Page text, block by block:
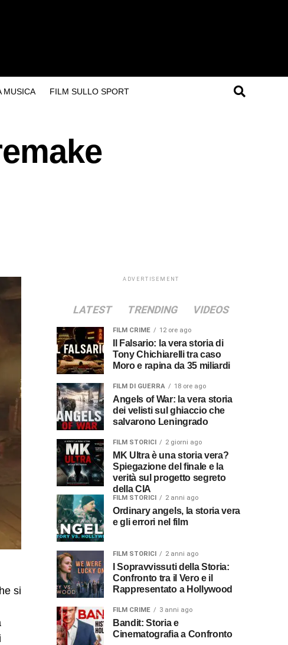
MUSICA FILM SULLO SPORT
si
ADVERTISEMENT
LATEST TRENDING VIDEOS
FILM CRIME 12 ore ago
Tony Chichiarelli tra caso
Moro e rapina da 35 miliardi
FILM DI GUERRA 18 ore ago
Angels of War: la vera storia
dei velisti sul ghiaccio che
salvarono Leningrado
FILM STORICI 2 giorni ago
MK Ultra è una storia vera?
Spiegazione del finale e la
verità sul progetto segreto
della CIA
FILM STORICI 2 anni ago
Ordinary angels, la storia vera
e gli errori nel film
FILM STORICI 2 anni ago
Confronto tra il Vero e il
Rappresentato a Hollywood
FILM CRIME 3 anni ago
Bandit: Storia e
Cinematografia a Confronto